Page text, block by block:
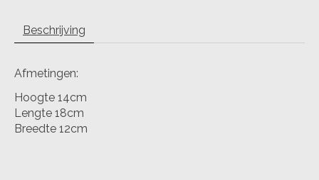
Beschrijving
Afmetingen:
Hoogte 14cm
Lengte 18cm
Breedte 12cm